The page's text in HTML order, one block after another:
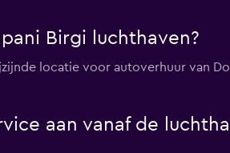
Birgi luchthaven?
locatie voor autoverhuur van
aan vanaf de